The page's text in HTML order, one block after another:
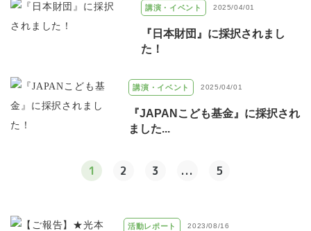
講演・イベント 2025/04/01
『日本財団』に採択されまし
た！
講演・イベント 2025/04/01
『JAPANこども基金』に採択され
ました...
1 2 3 ... 5
活動レポート 2023/08/16